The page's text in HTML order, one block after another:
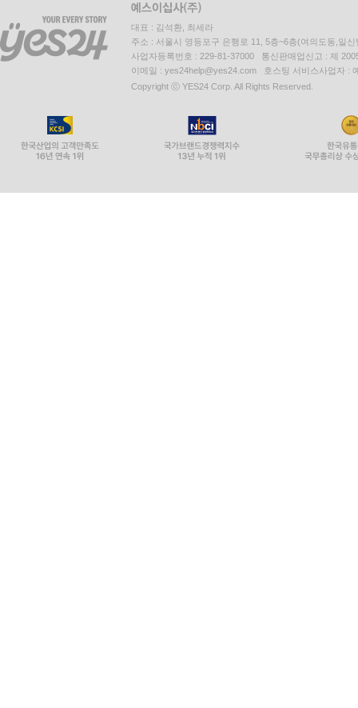
대표 : 김석환, 최세라
주소 : 서울시 영등포구 은행로 11, 5층~6층(여의도동,일신
사업자등록번호 : 229-81-37000 통신판매업신고 : 제
이메일 : yes24help@yes24.com 호스팅 서비스사업자 :
Copyright ⓒ YES24 Corp. All Rights Reserved.